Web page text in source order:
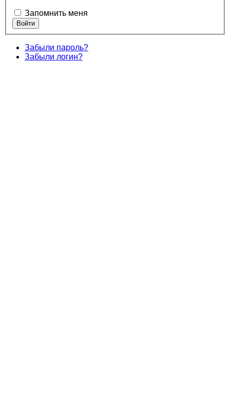
Запомнить меня
Забыли пароль?
Забыли логин?